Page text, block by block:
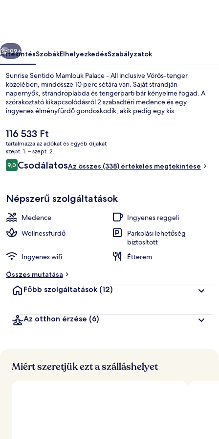
képgalériája
Következő
109+
ÁttekintésSzobákElhelyezkedésSzabályzatok
Sunrise Sentido Mamlouk Palace - All inclusive Vörös-tenger
közelében, mindössze 10 perc sétára van. Saját strandján
napernyők, strandröplabda és tengerparti bár kényelme fogad. A
szórakoztató kikapcsolódásról 2 szabadtéri medence és egy
ingyenes élményfürdő gondoskodik, akik pedig egy kis
arckezelés is várja a wellnessrészlegen. Shahrzad a helyszíni 5
étterem egyike, melynek kínálata: nemzetközi konyha ételei. Az
étterem reggelire és ebédre várja a vendégeket. A luxusszínvonalú
szálláshely egyéb előnyei: 2 medenceparti bár, nightclub,
edzőterem. Más utazók imádják a hely következó jellemzőit:
segítőkész személyzet.
A
jelenlegi
ár
116 533 Ft
116 533 Ft
tartalmazza az adókat és egyéb díjakat
szept. 1. – szept. 2.
Értékelések
9,09,0 ennyiből: 10
CsodálatosAz összes (338) értékelés megtekintése
Népszerű szolgáltatások
Medence
Ingyenes reggeli
Wellnessfürdő
Parkolási lehetőség
biztosított
Ingyenes wifi
Étterem
Összes mutatása
Főbb szolgáltatások (12)
Az otthon érzése (6)
Miért szeretjük ezt a szálláshelyet